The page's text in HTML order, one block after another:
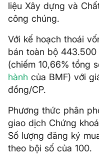
liệu Xây dựng và
công chúng.
Với kế hoạch thoái
bán toàn bộ
(chiếm 10,66% tổng
hành của BMF) với
đồng/CP.
Phương thức phân
giao dịch Chứng
Số lượng đăng ký
theo bội số của 100.